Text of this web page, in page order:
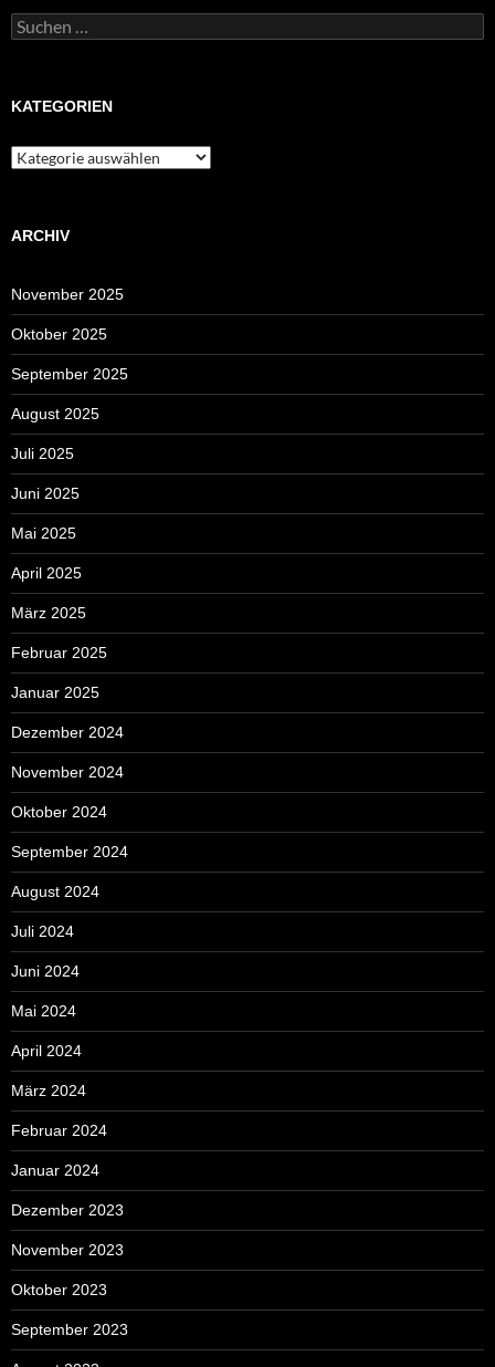
Suchen
nach:
KATEGORIEN
Kategorien
ARCHIV
November 2025
Oktober 2025
September 2025
August 2025
Juli 2025
Juni 2025
Mai 2025
April 2025
März 2025
Februar 2025
Januar 2025
Dezember 2024
November 2024
Oktober 2024
September 2024
August 2024
Juli 2024
Juni 2024
Mai 2024
April 2024
März 2024
Februar 2024
Januar 2024
Dezember 2023
November 2023
Oktober 2023
September 2023